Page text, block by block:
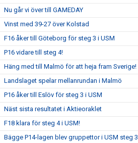
Nu går vi över till GAMEDAY
Vinst med 39-27 över Kolstad
F16 åker till Göteborg för steg 3 i USM
P16 vidare till steg 4!
Häng med till Malmö för att heja fram Sverige!
Landslaget spelar mellanrundan i Malmö
P16 åker till Eslöv för steg 3 i USM
Näst sista resultatet i Aktieoraklet
F18 klara för steg 4 i USM!
Bägge P14-lagen blev gruppettor i USM steg 3